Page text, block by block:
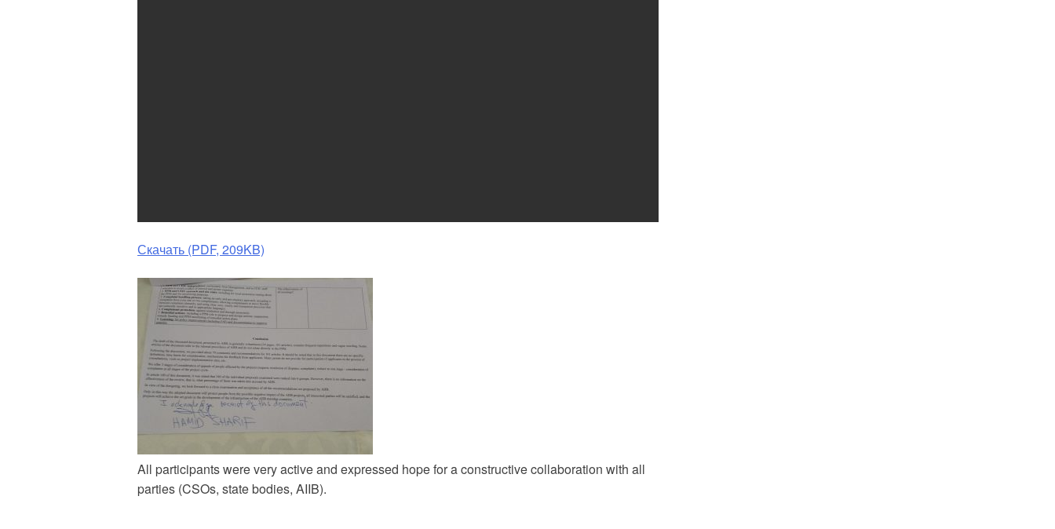
Скачать (PDF, 209KB)
All participants were very active and expressed hope for a constructive collaboration with all
parties (CSOs, state bodies, AIIB).